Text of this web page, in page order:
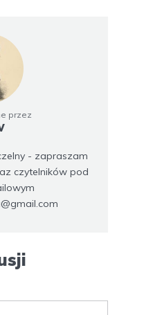
przez
- zapraszam
czytelników pod